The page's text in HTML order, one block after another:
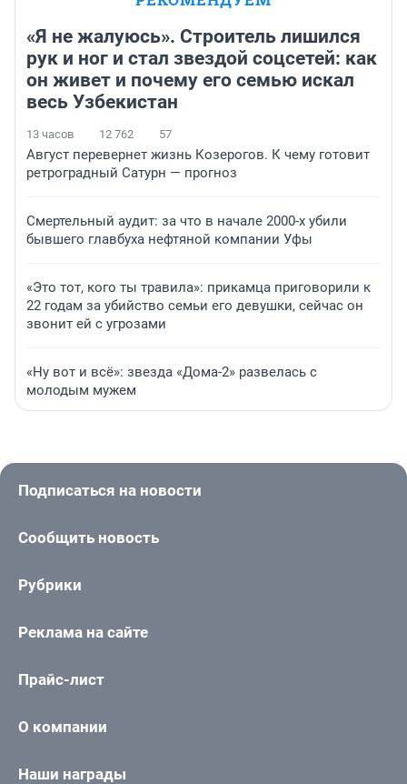
«Я не жалуюсь». Строитель лишился
рук и ног и стал звездой соцсетей: как
он живет и почему его семью искал
весь Узбекистан
13 часов 12 762 57
Август перевернет жизнь Козерогов. К чему готовит
ретроградный Сатурн — прогноз
Смертельный аудит: за что в начале 2000-х убили
бывшего главбуха нефтяной компании Уфы
«Это тот, кого ты травила»: прикамца приговорили к
22 годам за убийство семьи его девушки, сейчас он
звонит ей с угрозами
«Ну вот и всё»: звезда «Дома-2» развелась с
молодым мужем
Подписаться на новости
Сообщить новость
Рубрики
Реклама на сайте
Прайс-лист
О компании
Наши награды